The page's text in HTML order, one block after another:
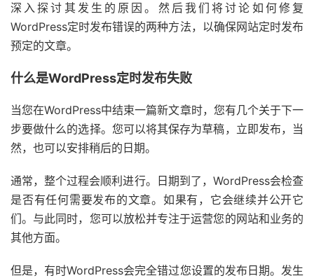
深入探讨其发生的原因。然后我们将讨论如何修复
WordPress定时发布错误的两种方法，以确保网站定时发布
预定的文章。
什么是WordPress定时发布失败
当您在WordPress中结束一篇新文章时，您有几个关于下一
步要做什么的选择。您可以将其保存为草稿，立即发布，当
然，也可以安排稍后的日期。
通常，整个过程会顺利进行。日期到了，WordPress会检查
是否有任何需要发布的文章。如果有，它会继续并公开它
们。与此同时，您可以放松并专注于运营您的网站和业务的
其他方面。
但是，有时WordPress会完全错过您设置的发布日期。发生